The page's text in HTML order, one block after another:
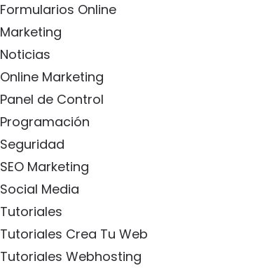
Formularios Online
Marketing
Noticias
Online Marketing
Panel de Control
Programación
Seguridad
SEO Marketing
Social Media
Tutoriales
Tutoriales Crea Tu Web
Tutoriales Webhosting